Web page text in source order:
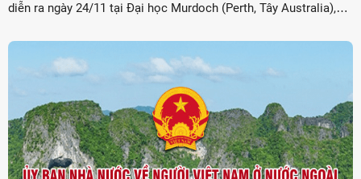
diễn ra ngày 24/11 tại Đại học Murdoch (Perth, Tây Australia),
đổi ...